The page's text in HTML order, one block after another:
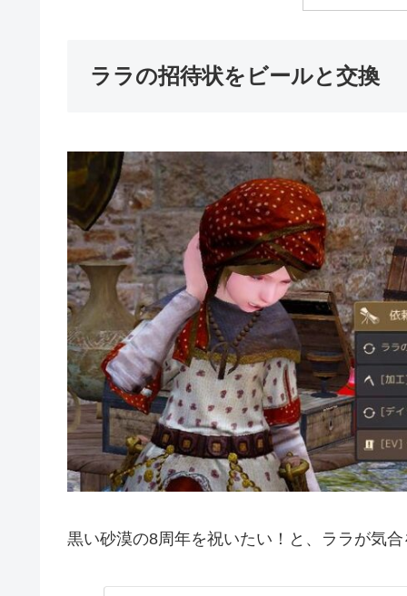
ララの招待状をビールと交換
黒い砂漠の8周年を祝いたい！と、ララが気